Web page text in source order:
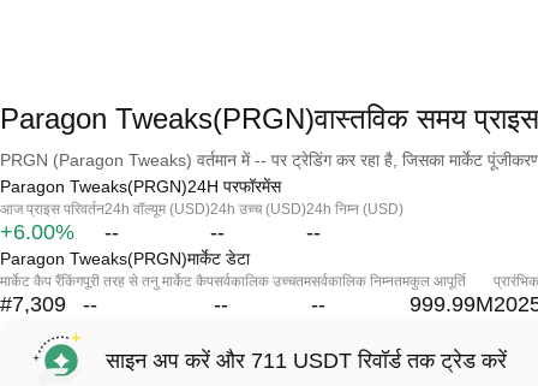
Paragon Tweaks(PRGN)वास्तविक समय प्राइस
PRGN (Paragon Tweaks) वर्तमान में -- पर ट्रेडिंग कर रहा है, जिसका मार्केट
Paragon Tweaks(PRGN)24H परफॉरमेंस
आज प्राइस परिवर्तन
+6.00%
24h वॉल्यूम (USD)
--
24h उच्च (USD)
--
24h निम्न (USD)
--
Paragon Tweaks(PRGN)मार्केट डेटा
मार्केट कैप रैंकिंग
#7,309
पूरी तरह से तनु मार्केट कैप
--
सर्वकालिक उच्चतम
--
सर्वकालिक निम्नतम
--
कुल आपूर्ति
999.99M
साइन अप करें और 711 USDT रिवॉर्ड तक ट्रेड करें